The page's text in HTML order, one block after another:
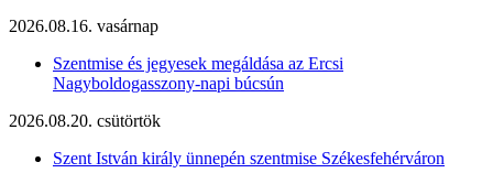
2026.08.16. vasárnap
Szentmise és jegyesek megáldása az Ercsi
Nagyboldogasszony-napi búcsún
2026.08.20. csütörtök
Szent István király ünnepén szentmise Székesfehérváron